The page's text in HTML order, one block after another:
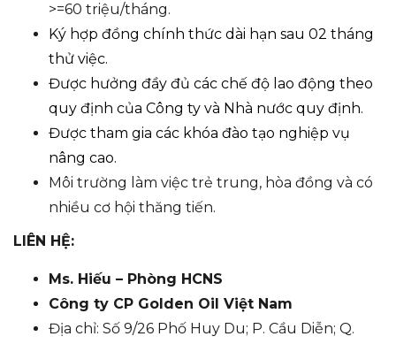
>=60 triệu/tháng.
Ký hợp đồng chính thức dài hạn sau 02 tháng
thử việc.
Được hưởng đầy đủ các chế độ lao động theo
quy định của Công ty và Nhà nước quy định.
Được tham gia các khóa đào tạo nghiệp vụ
nâng cao.
Môi trường làm việc trẻ trung, hòa đồng và có
nhiều cơ hội thăng tiến.
LIÊN HỆ:
Ms. Hiếu – Phòng HCNS
Công ty CP Golden Oil Việt Nam
Địa chỉ: Số 9/26 Phố Huy Du; P. Cầu Diễn; Q.